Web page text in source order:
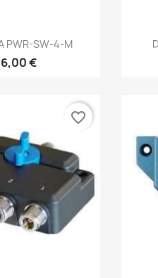
rápida
PWR-SW-4-M
€
favorite_border